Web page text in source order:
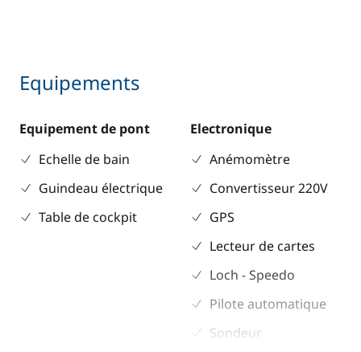
Equipements
Equipement de pont
Echelle de bain
Guindeau électrique
Table de cockpit
Electronique
Anémomètre
Convertisseur 220V
GPS
Lecteur de cartes
Loch - Speedo
Pilote automatique
Sondeur